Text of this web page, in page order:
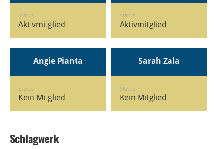
Status
Aktivmitglied
Status
Aktivmitglied
Angie Pianta
Status
Kein Mitglied
Sarah Zala
Status
Kein Mitglied
Schlagwerk